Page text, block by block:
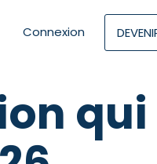
Connexion
qui